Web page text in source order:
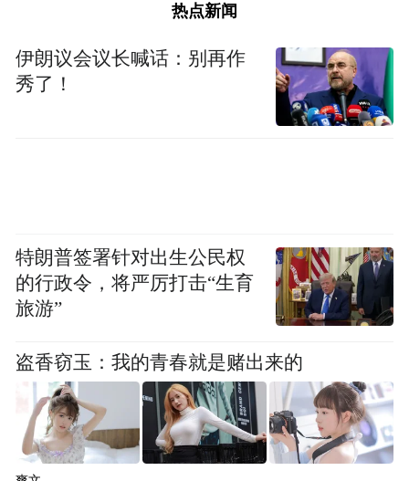
热点新闻
伊朗议会议长喊话：别再作
秀了！
特朗普签署针对出生公民权
的行政令，将严厉打击“生育
旅游”
盗香窃玉：我的青春就是赌出来的